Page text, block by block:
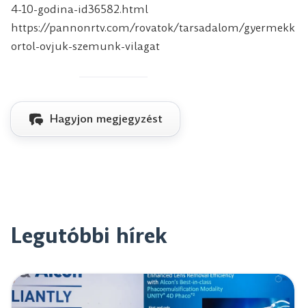
4-10-godina-id36582.html
https://pannonrtv.com/rovatok/tarsadalom/gyermekk
ortol-ovjuk-szemunk-vilagat
Hagyjon megjegyzést
Legutóbbi hírek